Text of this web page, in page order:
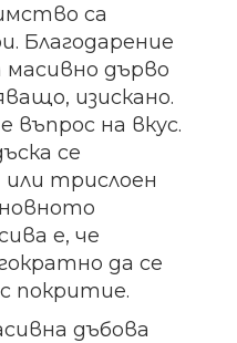
са
Благодарение
дърво
изискано.
въпрос на вкус.
се
трислоен
е, че
да се
покритие.
дъбова